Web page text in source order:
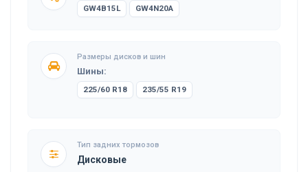
GW4B15L GW4N20A
Размеры дисков и шин
Шины:
225/60 R18 235/55 R19
Тип задних тормозов
Дисковые